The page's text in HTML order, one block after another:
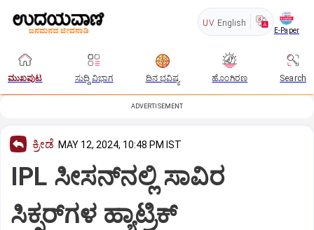
UV English
E-Paper
ಮುಖಪುಟ ಸುದ್ದಿ ವಿಭಾಗ ದಿನ ಭವಿಷ್ಯ ಹೊಂಗಿರಣ Search
ADVERTISEMENT
ಕ್ರೀಡೆ MAY 12, 2024, 10:48 PM IST
IPL ಸೀಸನ್‌ನಲ್ಲಿ ಸಾವಿರ
ಸಿಕ್ಸರ್‌ಗಳ ಹ್ಯಾಟ್ರಿಕ್‌